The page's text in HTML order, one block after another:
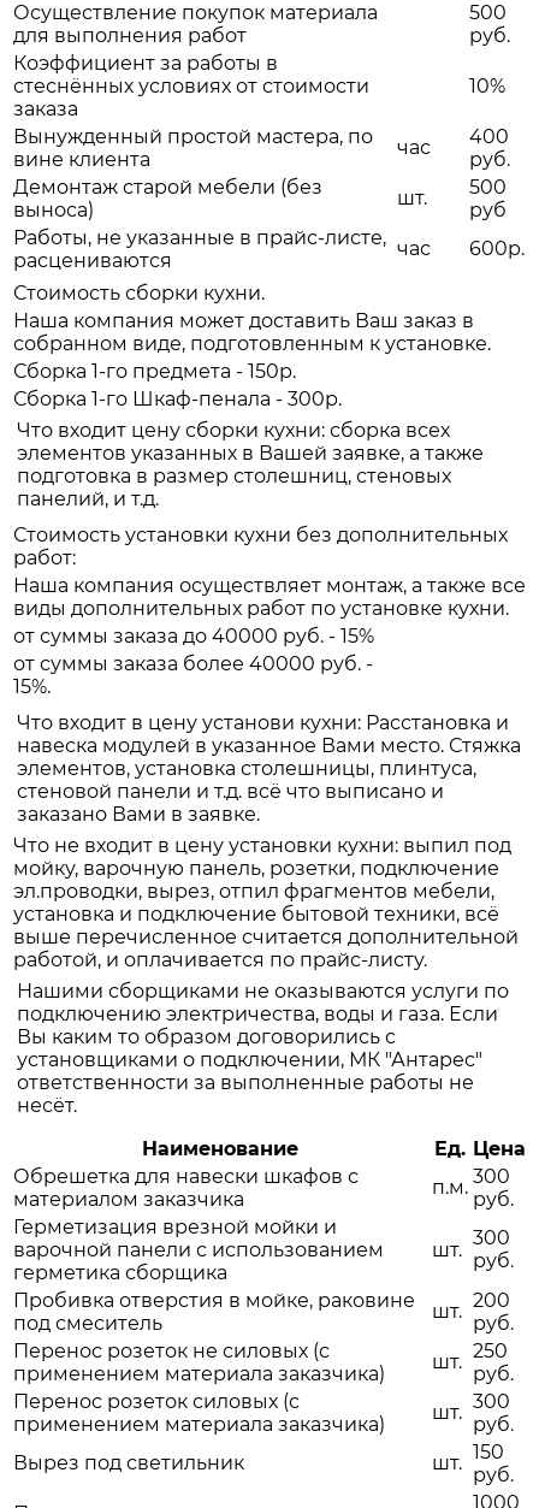
Осуществление покупок материала
для выполнения работ
500
руб.
Коэффициент за работы в
стеснённых условиях от стоимости
заказа
10%
Вынужденный простой мастера, по
вине клиента
час
400
руб.
Демонтаж старой мебели (без
выноса)
шт.
500
руб
Работы, не указанные в прайс-листе,
расцениваются
час
600р.
Стоимость сборки кухни.
Наша компания может доставить Ваш заказ в
собранном виде, подготовленным к установке.
Сборка 1-го предмета - 150р.
Сборка 1-го Шкаф-пенала - 300р.
Что входит цену сборки кухни: сборка всех
элементов указанных в Вашей заявке, а также
подготовка в размер столешниц, стеновых
панелий, и т.д.
Стоимость установки кухни без дополнительных
работ:
Наша компания осуществляет монтаж, а также все
виды дополнительных работ по установке кухни.
от суммы заказа до 40000 руб. - 15%
от суммы заказа более 40000 руб. -
15%.
Что входит в цену установи кухни: Расстановка и
навеска модулей в указанное Вами место. Стяжка
элементов, установка столешницы, плинтуса,
стеновой панели и т.д. всё что выписано и
заказано Вами в заявке.
Что не входит в цену установки кухни: выпил под
мойку, варочную панель, розетки, подключение
эл.проводки, вырез, отпил фрагментов мебели,
установка и подключение бытовой техники, всё
выше перечисленное считается дополнительной
работой, и оплачивается по прайс-листу.
Нашими сборщиками не оказываются услуги по
подключению электричества, воды и газа. Если
Вы каким то образом договорились с
установщиками о подключении, МК "Антарес"
ответственности за выполненные работы не
несёт.
Наименование
Ед. Цена
Обрешетка для навески шкафов с
материалом заказчика
п.м. 300
руб.
Герметизация врезной мойки и
варочной панели с использованием
герметика сборщика
шт.
300
руб.
Пробивка отверстия в мойке, раковине
под смеситель
шт. 200
руб.
Перенос розеток не силовых (с
применением материала заказчика)
шт. 250
руб.
Перенос розеток силовых (с
применением материала заказчика)
шт. 300
руб.
Вырез под светильник
шт. 150
руб.
1000